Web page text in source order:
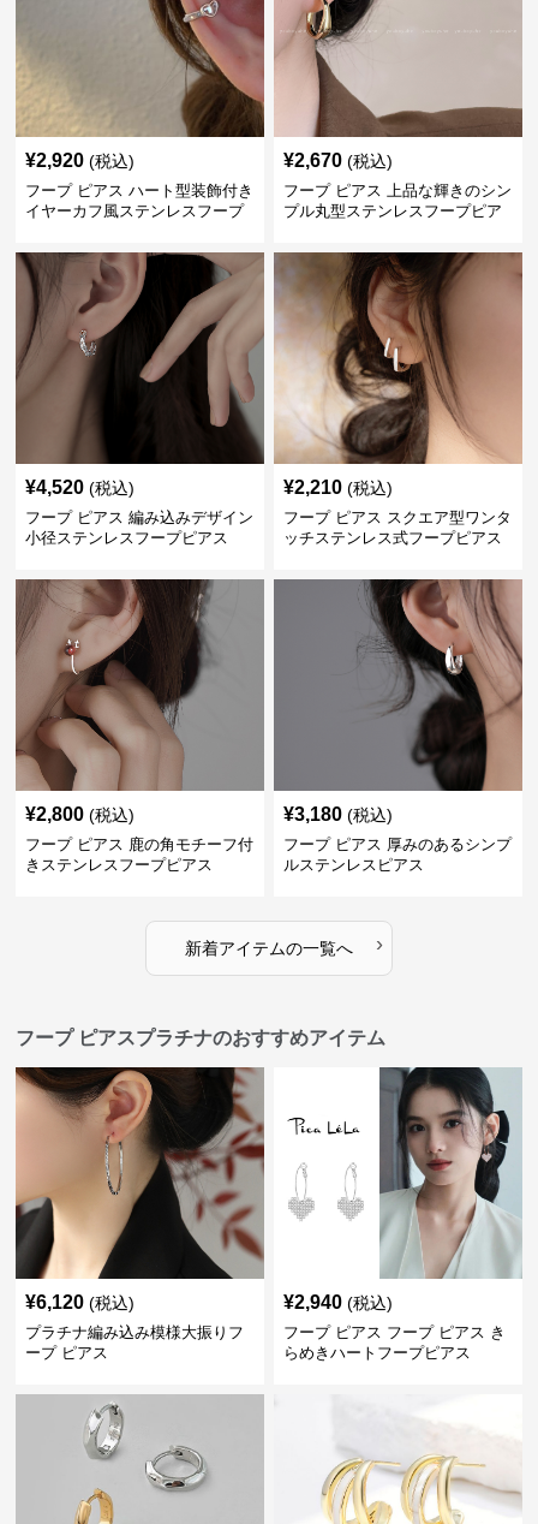
¥2,920 (税込)
フープ ピアス ハート型装飾付き
イヤーカフ風ステンレスフープ
¥2,670 (税込)
フープ ピアス 上品な輝きのシン
プル丸型ステンレスフープピア
¥4,520 (税込)
フープ ピアス 編み込みデザイン
小径ステンレスフープピアス
¥2,210 (税込)
フープ ピアス スクエア型ワンタ
ッチステンレス式フープピアス
¥2,800 (税込)
フープ ピアス 鹿の角モチーフ付
きステンレスフープピアス
¥3,180 (税込)
フープ ピアス 厚みのあるシンプ
ルステンレスピアス
新着アイテムの一覧へ ›
フープ ピアスプラチナのおすすめアイテム
¥6,120 (税込)
プラチナ編み込み模様大振りフ
ープ ピアス
¥2,940 (税込)
フープ ピアス フープ ピアス き
らめきハートフープピアス